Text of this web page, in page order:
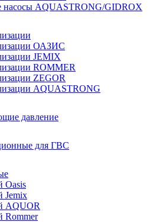
насосы AQUASTRONG/GIDROX
ОАЗИС
JEMIX
ROMMER
ZEGOR
AQUASTRONG
давление
для ГВС
Oasis
Jemix
AQUOR
Rommer